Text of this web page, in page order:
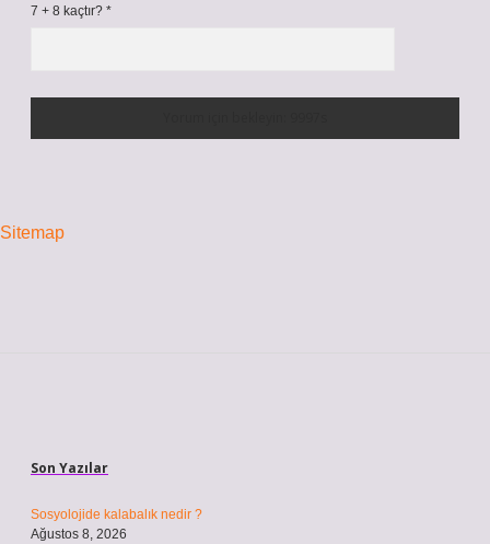
7 + 8 kaçtır? *
Sitemap
Son Yazılar
Sosyolojide kalabalık nedir ?
Ağustos 8, 2026